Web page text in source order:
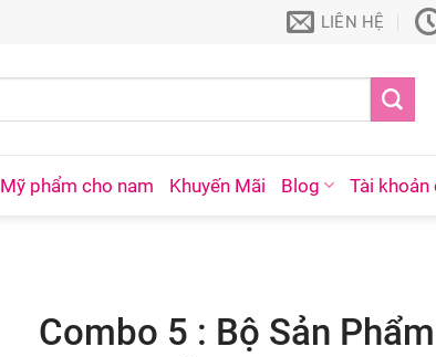
LIÊN HỆ
Mỹ phẩm cho nam Khuyến Mãi Blog Tài khoản
Combo 5 : Bộ Sản Phẩm